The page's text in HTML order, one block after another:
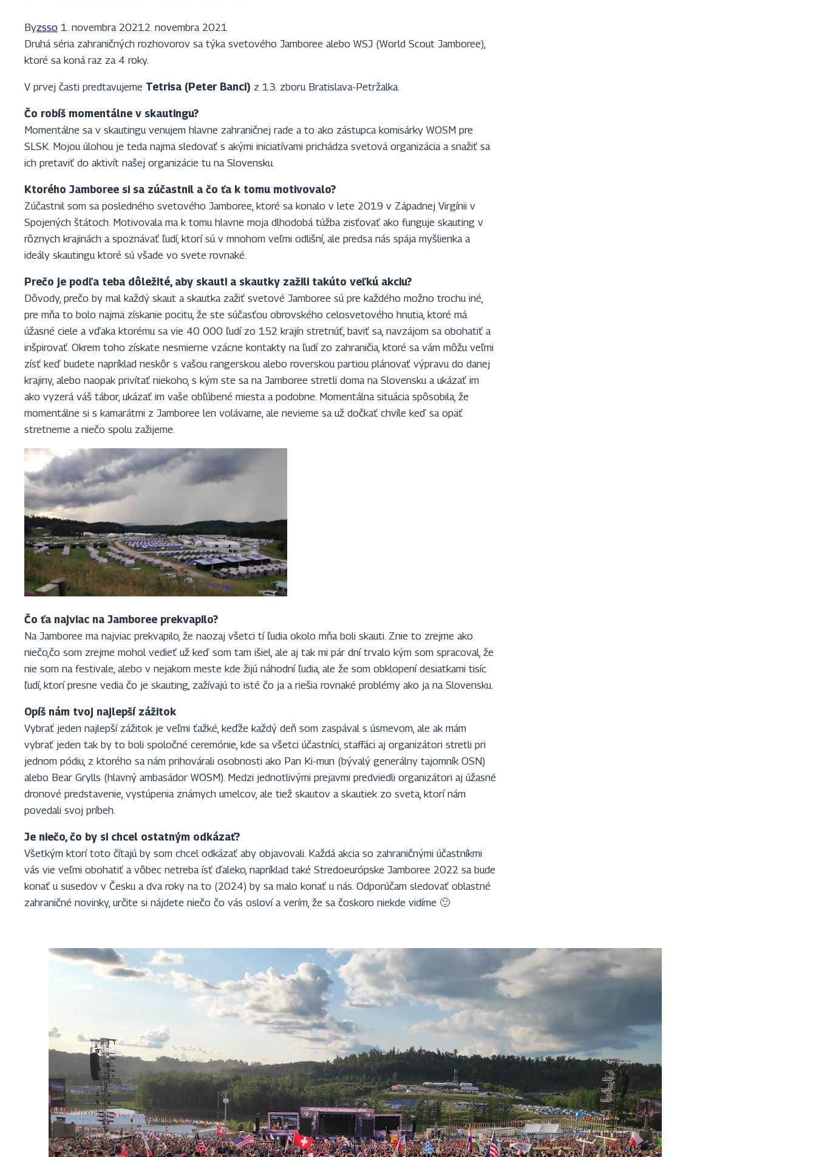
Byzsso 1. novembra 20212. novembra 2021
Druhá séria zahraničných rozhovorov sa týka svetového Jamboree alebo WSJ (World Scout Jamboree),
ktoré sa koná raz za 4 roky.
V prvej časti predtavujeme Tetrisa (Peter Banci) z 13. zboru Bratislava-Petržalka.
Čo robíš momentálne v skautingu?
Momentálne sa v skautingu venujem hlavne zahraničnej rade a to ako zástupca komisárky WOSM pre
SLSK. Mojou úlohou je teda najmä sledovať s akými iniciatívami prichádza svetová organizácia a snažiť sa
ich pretaviť do aktivít našej organizácie tu na Slovensku.
Ktorého Jamboree si sa zúčastnil a čo ťa k tomu motivovalo?
Zúčastnil som sa posledného svetového Jamboree, ktoré sa konalo v lete 2019 v Západnej Virgínii v
Spojených štátoch. Motivovala ma k tomu hlavne moja dlhodobá túžba zisťovať ako funguje skauting v
rôznych krajinách a spoznávať ľudí, ktorí sú v mnohom veľmi odlišní, ale predsa nás spája myšlienka a
ideály skautingu ktoré sú všade vo svete rovnaké.
Prečo je podľa teba dôležité, aby skauti a skautky zažili takúto veľkú akciu?
Dôvody, prečo by mal každý skaut a skautka zažiť svetové Jamboree sú pre každého možno trochu iné,
pre mňa to bolo najmä získanie pocitu, že ste súčasťou obrovského celosvetového hnutia, ktoré má
úžasné ciele a vďaka ktorému sa vie 40 000 ľudí zo 152 krajín stretnúť, baviť sa, navzájom sa obohatiť a
inšpirovať. Okrem toho získate nesmierne vzácne kontakty na ľudí zo zahraničia, ktoré sa vám môžu veľmi
zísť keď budete napríklad neskôr s vašou rangerskou alebo roverskou partiou plánovať výpravu do danej
krajiny, alebo naopak privítať niekoho, s kým ste sa na Jamboree stretli doma na Slovensku a ukázať im
ako vyzerá váš tábor, ukázať im vaše obľúbené miesta a podobne. Momentálna situácia spôsobila, že
momentálne si s kamarátmi z Jamboree len volávame, ale nevieme sa už dočkať chvíle keď sa opäť
stretneme a niečo spolu zažijeme.
Čo ťa najviac na Jamboree prekvapilo?
Na Jamboree ma najviac prekvapilo, že naozaj všetci tí ľudia okolo mňa boli skauti. Znie to zrejme ako
niečo,čo som zrejme mohol vedieť už keď som tam išiel, ale aj tak mi pár dní trvalo kým som spracoval, že
nie som na festivale, alebo v nejakom meste kde žijú náhodní ľudia, ale že som obklopení desiatkami tisíc
ľudí, ktorí presne vedia čo je skauting, zažívajú to isté čo ja a riešia rovnaké problémy ako ja na Slovensku.
Opíš nám tvoj najlepší zážitok
Vybrať jeden najlepší zážitok je veľmi ťažké, keďže každý deň som zaspával s úsmevom, ale ak mám
vybrať jeden tak by to boli spoločné ceremónie, kde sa všetci účastníci, staffáci aj organizátori stretli pri
jednom pódiu, z ktorého sa nám prihovárali osobnosti ako Pan Ki-mun (bývalý generálny tajomník OSN)
alebo Bear Grylls (hlavný ambasádor WOSM). Medzi jednotlivými prejavmi predviedli organizátori aj úžasné
dronové predstavenie, vystúpenia známych umelcov, ale tiež skautov a skautiek zo sveta, ktorí nám
povedali svoj príbeh.
Je niečo, čo by si chcel ostatným odkázať?
Všetkým ktorí toto čítajú by som chcel odkázať aby objavovali. Každá akcia so zahraničnými účastníkmi
vás vie veľmi obohatiť a vôbec netreba ísť ďaleko, napríklad také Stredoeurópske Jamboree 2022 sa bude
konať u susedov v Česku a dva roky na to (2024) by sa malo konať u nás. Odporúčam sledovať oblastné
zahraničné novinky, určite si nájdete niečo čo vás osloví a verím, že sa čoskoro niekde vidíme 🙂